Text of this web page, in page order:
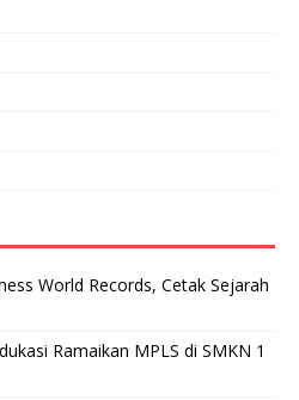
World Records, Cetak Sejarah
Ramaikan MPLS di SMKN 1